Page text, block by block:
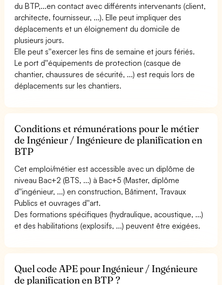
du BTP,...en contact avec différents intervenants (client,
architecte, fournisseur, ...). Elle peut impliquer des
déplacements et un éloignement du domicile de
plusieurs jours.
Elle peut s''exercer les fins de semaine et jours fériés.
Le port d''équipements de protection (casque de
chantier, chaussures de sécurité, ...) est requis lors de
déplacements sur les chantiers.
Conditions et rémunérations pour le métier
de Ingénieur / Ingénieure de planification en
BTP
Cet emploi/métier est accessible avec un diplôme de
niveau Bac+2 (BTS, ...) à Bac+5 (Master, diplôme
d''ingénieur, ...) en construction, Bâtiment, Travaux
Publics et ouvrages d''art.
Des formations spécifiques (hydraulique, acoustique, ...)
et des habilitations (explosifs, ...) peuvent être exigées.
Quel code APE pour Ingénieur / Ingénieure
de planification en BTP ?